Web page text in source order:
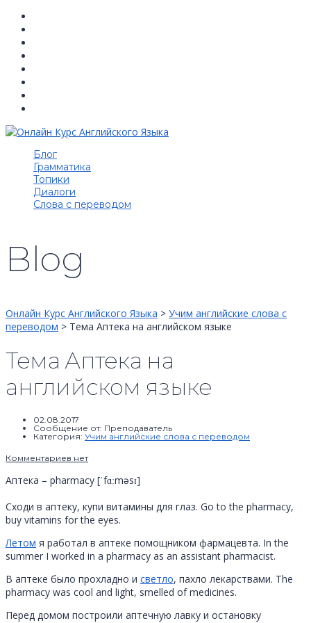
Блог
Грамматика
Топики
Диалоги
Cлова с переводом
Blog
Онлайн Курс Английского Языка > Учим английские слова с
переводом > Тема Аптека на английском языке
Тема Аптека на
английском языке
02.08.2017
Сообщение от: Преподаватель
Категория: Учим английские слова с переводом
Комментариев нет
Аптека – pharmacy [ˈfɑːməsɪ]
Сходи в аптеку, купи витамины для глаз. Go to the pharmacy,
buy vitamins for the eyes.
Летом я работал в аптеке помощником фармацевта. In the
summer I worked in a pharmacy as an assistant pharmacist.
В аптеке было прохладно и светло, пахло лекарствами. The
pharmacy was cool and light, smelled of medicines.
Перед домом построили аптечную лавку и остановку